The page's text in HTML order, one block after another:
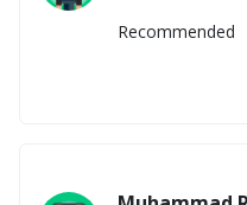
Recommended